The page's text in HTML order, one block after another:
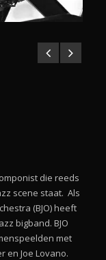
die reeds
scene staat. Als
(BJO) heeft
bigband. BJO
met
en Joe Lovano.